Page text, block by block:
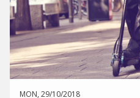
MON, 29/10/2018